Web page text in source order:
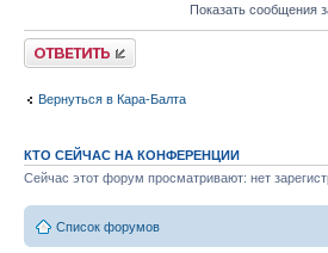
Показать сообщения
Ответить
Вернуться в Кара-Балта
КТО СЕЙЧАС НА КОНФЕРЕНЦИИ
Сейчас этот форум просматривают: нет
Список форумов